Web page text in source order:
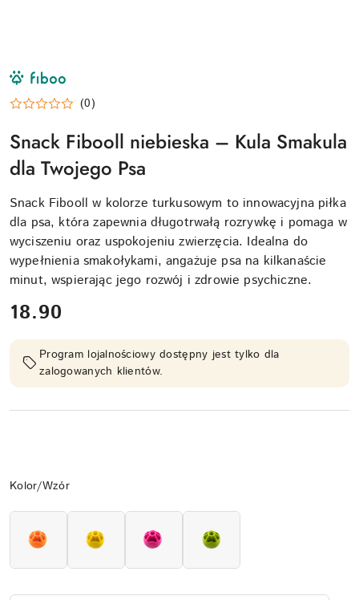
NAZWA
PRODUCENTA:
FIBOO (0)
Snack Fibooll niebieska – Kula Smakula
dla Twojego Psa
Snack Fibooll w kolorze turkusowym to innowacyjna piłka
dla psa, która zapewnia długotrwałą rozrywkę i pomaga w
wyciszeniu oraz uspokojeniu zwierzęcia. Idealna do
wypełnienia smakołykami, angażuje psa na kilkanaście
minut, wspierając jego rozwój i zdrowie psychiczne.
cena:
18.90
Program lojalnościowy dostępny jest tylko dla
zalogowanych klientów.
Wariant
Kolor/Wzór